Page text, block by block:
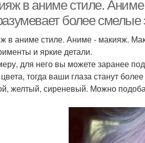
Розовый макияж
в аниме стиле.
более
в аниме стиле. Аниме - макияж.
и яркие детали.
для него вы можете заранее
тогда ваши глаза станут
желтый, сиреневый. Можно